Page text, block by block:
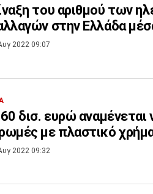
του αριθμού των
στην Ελλάδα
2022 09:07
δισ. ευρώ αναμένεται
με πλαστικό
2022 09:32